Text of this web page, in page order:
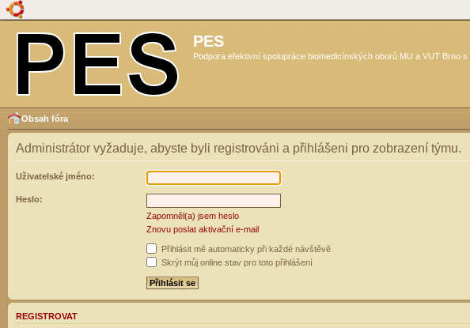
PES
Podpora efektivní spolupráce biomedicínských oborů MU a VUT Brno
Obsah fóra
Administrátor vyžaduje, abyste byli registrováni a přihlášeni pro zobrazení týmu.
Uživatelské jméno:
Heslo:
Zapomněl(a) jsem heslo
Znovu poslat aktivační e-mail
Přihlásit mě automaticky při každé návštěvě
Skrýt můj online stav pro toto přihlášení
REGISTROVAT